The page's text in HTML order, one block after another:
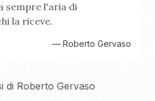
sempre l'aria di
la riceve.
— Roberto Gervaso
di Roberto Gervaso